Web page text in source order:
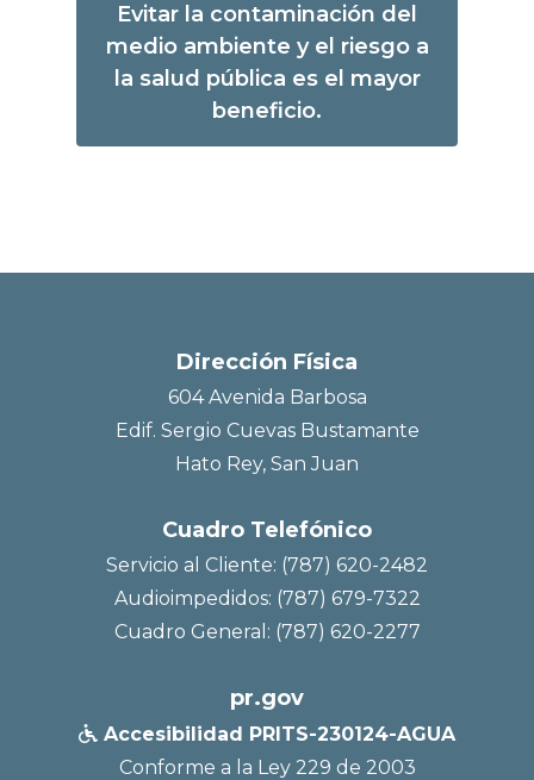
Evitar la contaminación del
medio ambiente y el riesgo a
la salud pública es el mayor
beneficio.
Dirección Física
604 Avenida Barbosa
Edif. Sergio Cuevas Bustamante
Hato Rey, San Juan
Cuadro Telefónico
Servicio al Cliente: (787) 620-2482
Audioimpedidos: (787) 679-7322
Cuadro General: (787) 620-2277
pr.gov
 Accesibilidad PRITS-230124-AGUA
Conforme a la Ley 229 de 2003